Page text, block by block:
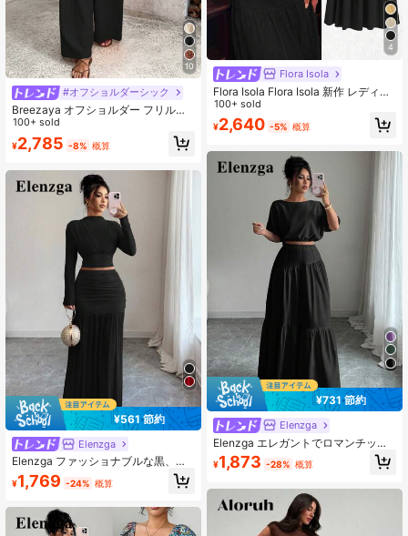
10
#オフショルダーシック
Breezaya オフショルダー フリルト
リム クロップトップ & ワイドレッグ
パンツ
100+ sold
¥2,785 -8% 概算
¥561 節約
Elenzga
Elenzga ファッショナブルな黒、
秋、エレガント、ナイトアウト、無
地スタンドカラー長袖ホロウアウト
ンスカート、卒業パーティー、ホリ
デー
¥1,769 -24% 概算
4
Flora Isola
Flora Isola Flora Isola 新作 レディー
ス オフショルダー パフスリーブ フ
ロントリボー ウエストフレアAライ
ンスカートセット、バケーション カ
万能 魅力的 エレガント
100+ sold
¥2,640 -5% 概算
¥731 節約
Elenzga
Elenzga エレガントでロマンチック
な女性用2点セット:パフスリーブク
ロップトップとAラインスカート
¥1,873 -28% 概算